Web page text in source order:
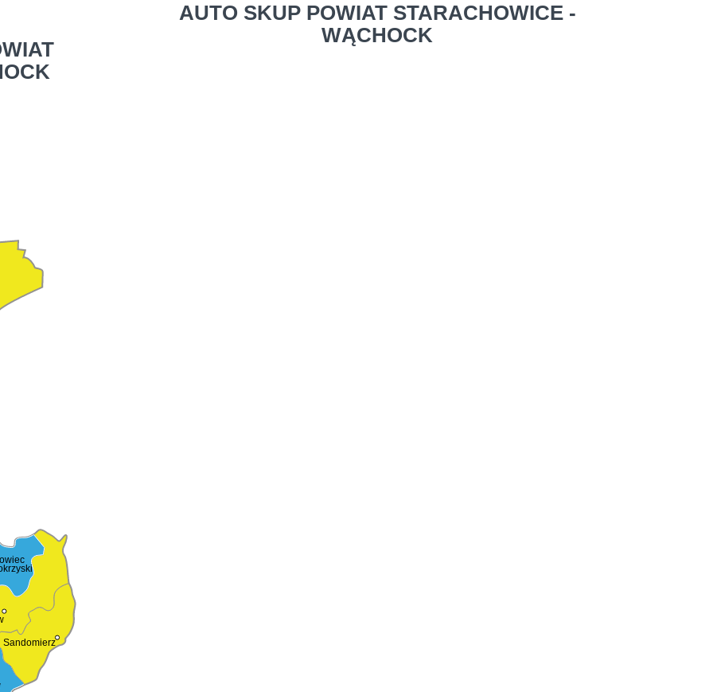
Sandomierz
AUTO SKUP POWIAT STARACHOWICE -
WĄCHOCK